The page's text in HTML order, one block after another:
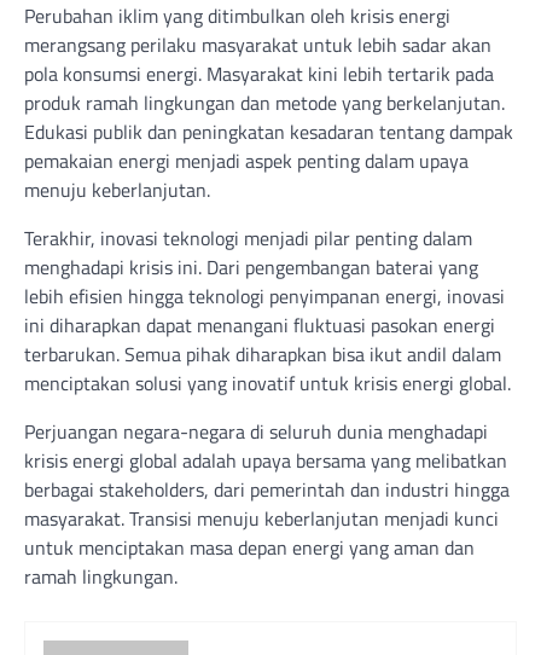
Perubahan iklim yang ditimbulkan oleh krisis energi
merangsang perilaku masyarakat untuk lebih sadar akan
pola konsumsi energi. Masyarakat kini lebih tertarik pada
produk ramah lingkungan dan metode yang berkelanjutan.
Edukasi publik dan peningkatan kesadaran tentang dampak
pemakaian energi menjadi aspek penting dalam upaya
menuju keberlanjutan.
Terakhir, inovasi teknologi menjadi pilar penting dalam
menghadapi krisis ini. Dari pengembangan baterai yang
lebih efisien hingga teknologi penyimpanan energi, inovasi
ini diharapkan dapat menangani fluktuasi pasokan energi
terbarukan. Semua pihak diharapkan bisa ikut andil dalam
menciptakan solusi yang inovatif untuk krisis energi global.
Perjuangan negara-negara di seluruh dunia menghadapi
krisis energi global adalah upaya bersama yang melibatkan
berbagai stakeholders, dari pemerintah dan industri hingga
masyarakat. Transisi menuju keberlanjutan menjadi kunci
untuk menciptakan masa depan energi yang aman dan
ramah lingkungan.